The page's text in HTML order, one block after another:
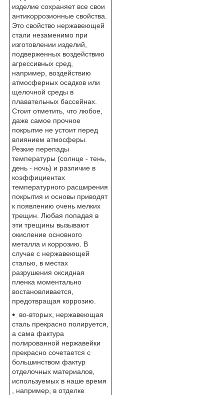
изделие сохраняет все свои
антикоррозионные свойства.
Это свойство нержавеющей
стали незаменимо при
изготовлении изделий,
подверженных воздействию
агрессивных сред,
например, воздействию
атмосферных осадков или
щелочной среды в
плавательных бассейнах.
Стоит отметить, что любое,
даже самое прочное
покрытие не устоит перед
влиянием атмосферы.
Резкие перепады
температуры (солнце - тень,
день - ночь) и различие в
коэффициентах
температурного расширения
покрытия и основы приводят
к появлению очень мелких
трещин. Любая попадая в
эти трещины вызывают
окисление основного
металла и коррозию. В
случае с нержавеющей
сталью, в местах
разрушения оксидная
пленка моментально
востановливается,
предотвращая коррозию.
во-вторых, нержавеющая
сталь прекрасно полируется,
а сама фактура
полированной нержавейки
прекрасно сочетается с
большинством фактур
отделочных материалов,
используемых в наше время
, например, в отделке